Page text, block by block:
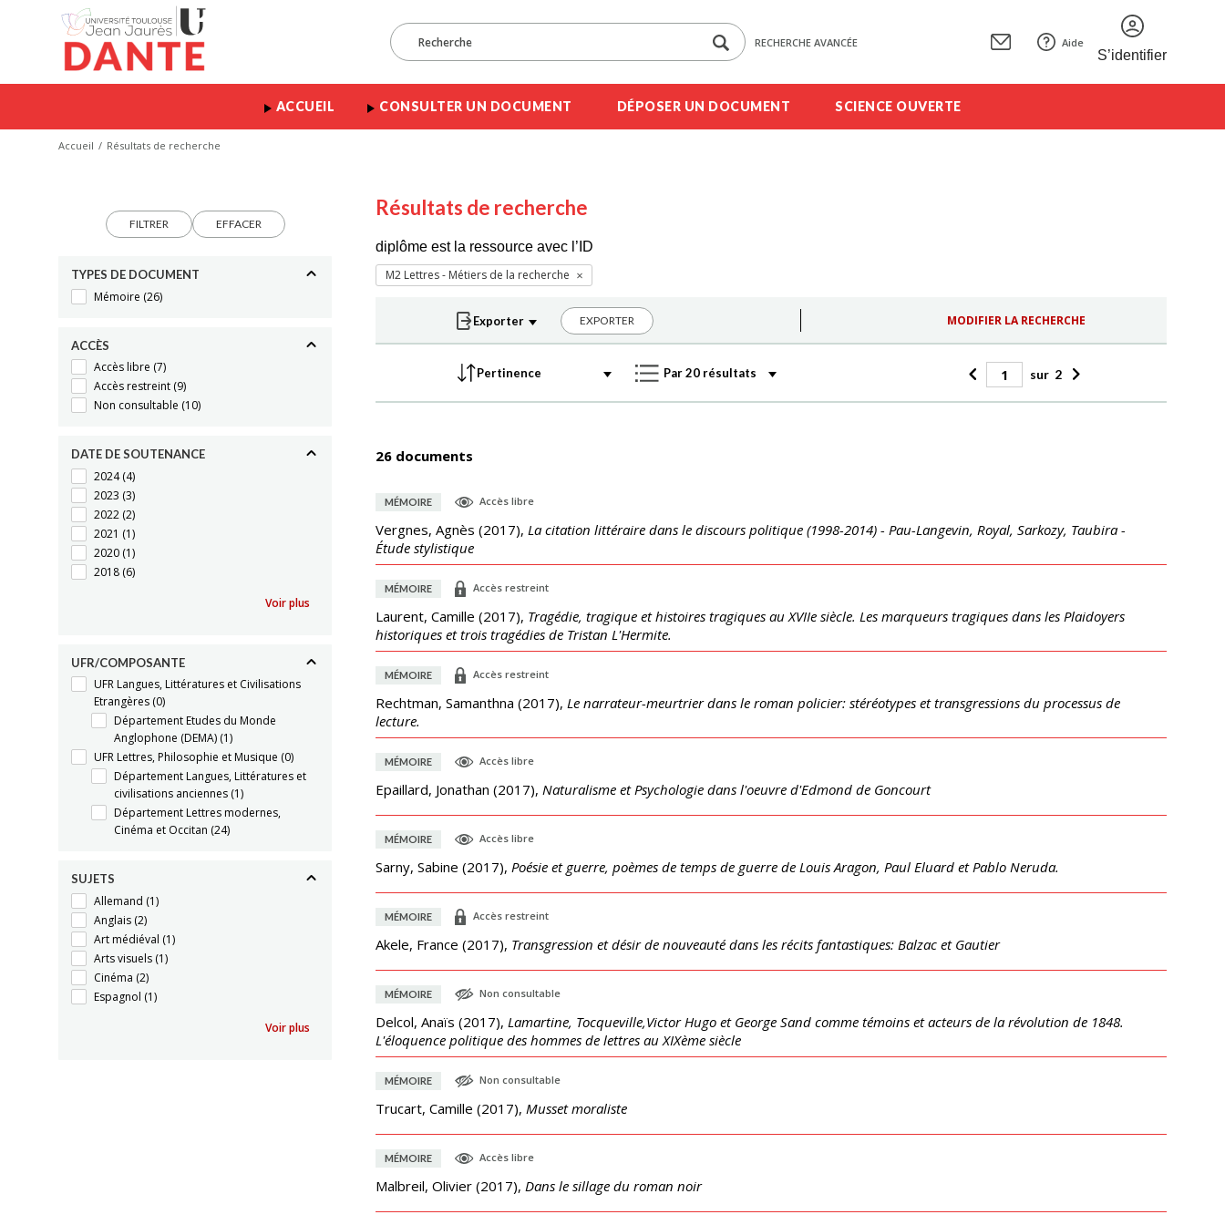
RECHERCHE AVANCÉE Aide
S’identifier
ACCUEIL CONSULTER UN DOCUMENT DÉPOSER UN DOCUMENT SCIENCE OUVERTE
Accueil Résultats de recherche
FILTRER EFFACER
TYPES DE DOCUMENT
Mémoire (26)
ACCÈS
Accès libre (7)
Accès restreint (9)
Non consultable (10)
DATE DE SOUTENANCE
2024(4)
2023 (3)
2022 (2)
2021 (1)
2020 (1)
2018 (6)
Voir plus
UFR/COMPOSANTE
UFR Langues, Littératures et Civilisations
Etrangères (0)
Département Etudes du Monde
Anglophone (DEMA) (1)
UFR Lettres, Philosophie et Musique (0)
Département Langues, Littératures et
civilisations anciennes (1)
Département Lettres modernes,
Cinéma et Occitan (24)
SUJETS
Allemand (1)
Anglais (2)
Art médiéval (1)
Arts visuels (1)
Cinéma (2)
Espagnol (1)
Voir plus
Résultats de recherche
diplôme est la ressource avec l’ID
M2 Lettres - Métiers de la recherche
EXPORTER MODIFIER LA RECHERCHE
sur 2
26 documents
MÉMOIRE Accès libre
Vergnes, Agnès (2017), La citation littéraire dans le discours politique (1998-2014) - Pau-Langevin, Royal, Sarkozy, Taubira -
Étude stylistique
MÉMOIRE Accès restreint
Laurent, Camille (2017), Tragédie, tragique et histoires tragiques au XVIIe siècle. Les marqueurs tragiques dans les Plaidoyers
historiques et trois tragédies de Tristan L'Hermite.
MÉMOIRE Accès restreint
Rechtman, Samanthna (2017), Le narrateur-meurtrier dans le roman policier: stéréotypes et transgressions du processus de
lecture.
MÉMOIRE Accès libre
Epaillard, Jonathan (2017), Naturalisme et Psychologie dans l'oeuvre d'Edmond de Goncourt
MÉMOIRE Accès libre
Sarny, Sabine (2017), Poésie et guerre, poèmes de temps de guerre de Louis Aragon, Paul Eluard et Pablo Neruda.
MÉMOIRE Accès restreint
Akele, France (2017), Transgression et désir de nouveauté dans les récits fantastiques: Balzac et Gautier
MÉMOIRE Non consultable
Delcol, Anaïs (2017), Lamartine, Tocqueville,Victor Hugo et George Sand comme témoins et acteurs de la révolution de 1848.
L'éloquence politique des hommes de lettres au XIXème siècle
MÉMOIRE Non consultable
Trucart, Camille (2017), Musset moraliste
MÉMOIRE Accès libre
Malbreil, Olivier (2017), Dans le sillage du roman noir